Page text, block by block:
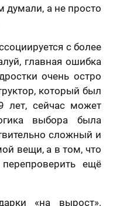
думали, а не просто
с более
главная ошибка
очень остро
который был
сейчас может
выбора была
сложный и
вещи, а в том, что
ещё
«на вырост».